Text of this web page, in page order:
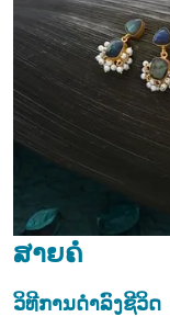
ສາຍຄໍ
ວິທີການດຳລົງຊີວິດ